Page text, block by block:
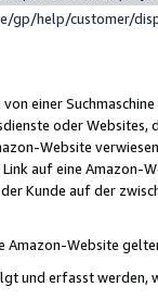
gp/help/customer/
einer
oder Websites,
Website
auf eine
Kunde auf der
Website
und erfasst werden,